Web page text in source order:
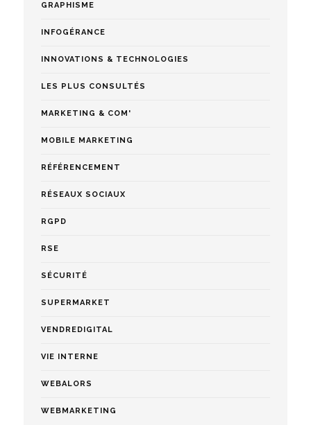
GRAPHISME
INFOGÉRANCE
INNOVATIONS & TECHNOLOGIES
LES PLUS CONSULTÉS
MARKETING & COM'
MOBILE MARKETING
RÉFÉRENCEMENT
RÉSEAUX SOCIAUX
RGPD
RSE
SÉCURITÉ
SUPERMARKET
VENDREDIGITAL
VIE INTERNE
WEBALORS
WEBMARKETING